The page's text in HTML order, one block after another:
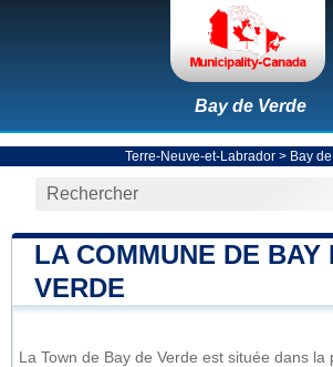
Bay de Verde
Terre-Neuve-et-Labrador > Bay
LA COMMUNE DE BAY
VERDE
La Town de Bay de Verde est située dans la